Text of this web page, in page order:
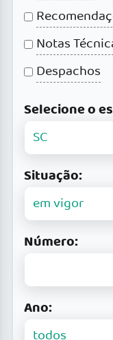
Notas
Despachos
Selecione o
Situação:
Número:
Ano: